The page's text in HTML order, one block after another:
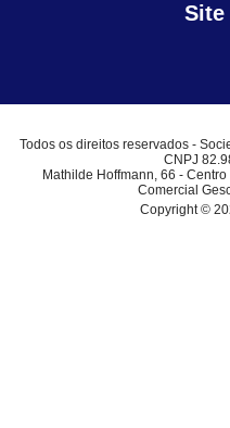
Site
Todos os direitos reservados -
CNPJ
Mathilde Hoffmann, 66 -
Comercial
Copyright ©